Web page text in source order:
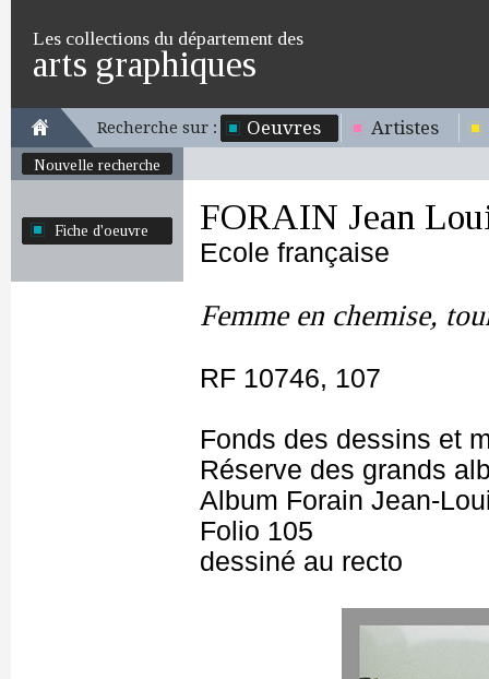
Les collections du département des
arts graphiques
Recherche sur : Oeuvres Artistes
Nouvelle recherche
Fiche d'oeuvre FORAIN Jean
Ecole française
Femme en chemise,
RF 10746, 107
Fonds des dessins et
Réserve des grands
Album Forain Jean-
Folio 105
dessiné au recto